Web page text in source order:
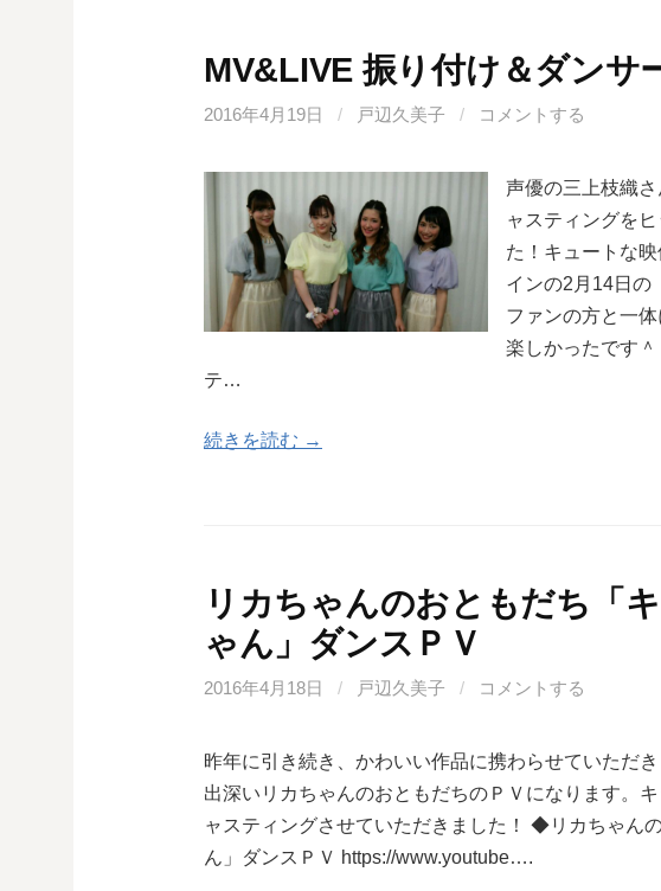
MV&LIVE 振り付け＆ダンサ
2016年4月19日 / 戸辺久美子 / コメントする
声優の三上枝織
ャスティングを
た！キュートな
インの2月14日の
ファンの方と一
楽しかったです＾
テ…
続きを読む →
リカちゃんのおともだち「
ゃん」ダンスＰＶ
2016年4月18日 / 戸辺久美子 / コメントする
昨年に引き続き、かわいい作品に携わらせていただ
出深いリカちゃんのおともだちのＰＶになります。
ャスティングさせていただきました！ ◆リカちゃん
ん」ダンスＰＶ https://www.youtube….